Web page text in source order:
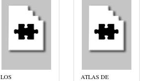
LOS
ATLAS DE